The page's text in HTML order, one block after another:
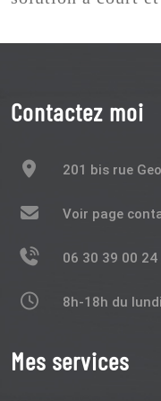
Contactez moi
201 bis rue
Voir page
06 30 39 00 24
8h-18h du
Mes services